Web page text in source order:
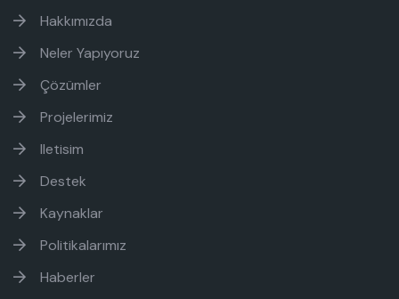
Hakkımızda
Neler Yapıyoruz
Çözümler
Projelerimiz
Iletisim
Destek
Kaynaklar
Politikalarımız
Haberler